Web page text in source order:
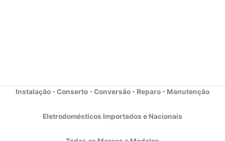
Instalação - Conserto - Conversão - Reparo - Manutenção
Eletrodomésticos Importados e Nacionais